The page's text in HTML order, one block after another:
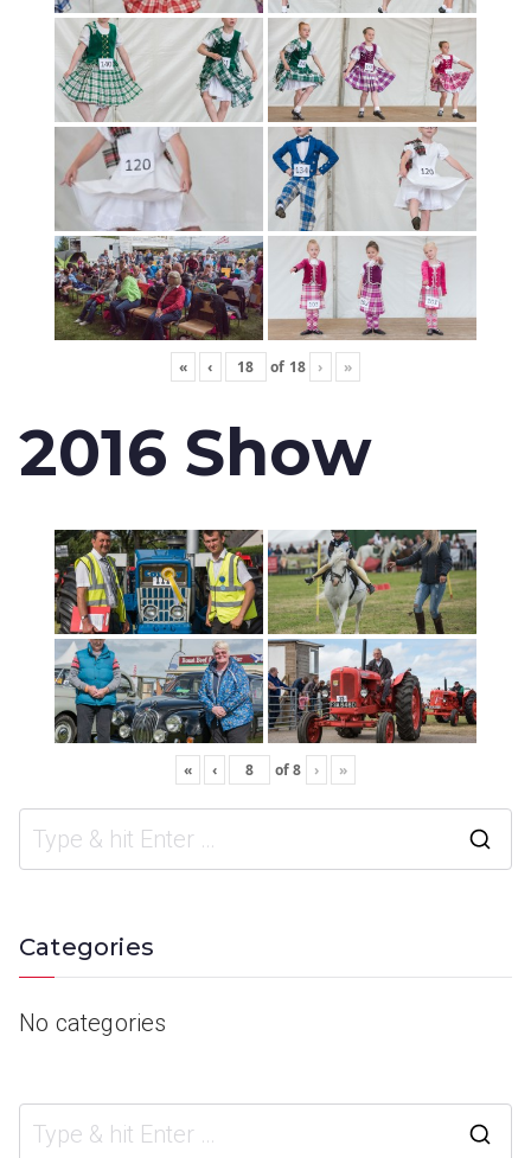
« ‹ of 18 › »
2016 Show
« ‹ of8 › »
Categories
No categories